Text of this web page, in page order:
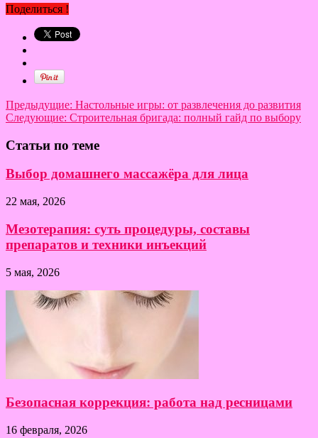
Поделиться !
Предыдущие: Настольные игры: от развлечения до развития
Следующие: Строительная бригада: полный гайд по выбору
Статьи по теме
Выбор домашнего массажёра для лица
22 мая, 2026
Мезотерапия: суть процедуры, составы
препаратов и техники инъекций
5 мая, 2026
Безопасная коррекция: работа над ресницами
16 февраля, 2026